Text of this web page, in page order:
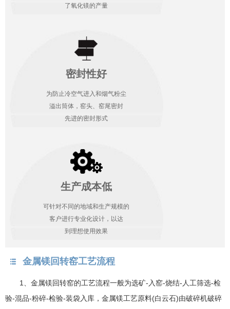
了氧化镁的产量
密封性好
为防止冷空气进入和烟气粉尘
溢出筒体，窑头、窑尾密封
先进的密封形式
生产成本低
可针对不同的地域和生产规模的
客户进行专业化设计，以达
到理想使用效果
金属镁回转窑工艺流程
1、金属镁回转窑的工艺流程一般为选矿-入窑-烧结-人工筛选-检
验-混品-粉碎-检验-装袋入库，金属镁工艺原料(白云石)由破碎机破碎